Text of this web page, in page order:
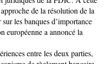
de la résolution de la
les banques d’importance
européenne a annoncé la
entre les deux parties,